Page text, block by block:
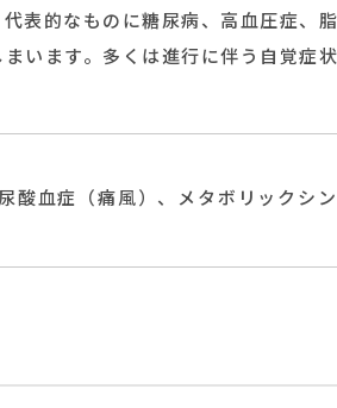
表的なものに糖尿病、高血圧症、
います。多くは進行に伴う自覚症
酸血症（痛風）、メタボリックシ